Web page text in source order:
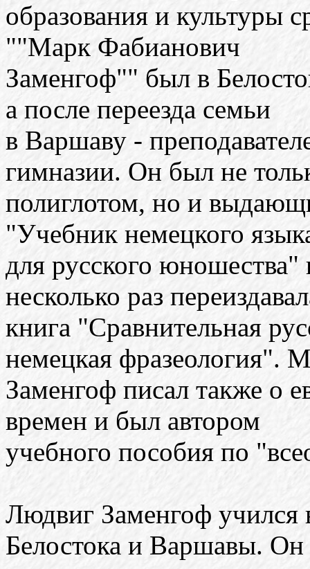
образования и культуры
""Марк Фабианович
Заменгоф"" был в
а после переезда семьи
в Варшаву -
гимназии. Он был не
полиглотом, но и
"Учебник немецкого
для русского
несколько раз
книга "Сравнительная
немецкая фразеология".
Заменгоф писал также о
времен и был автором
учебного пособия по
Людвиг Заменгоф учился
Белостока и Варшавы. Он